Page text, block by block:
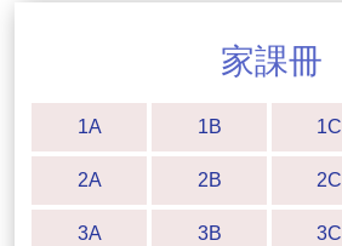
家課冊
1A 1B 1C
2A 2B 2C
3A 3B 3C